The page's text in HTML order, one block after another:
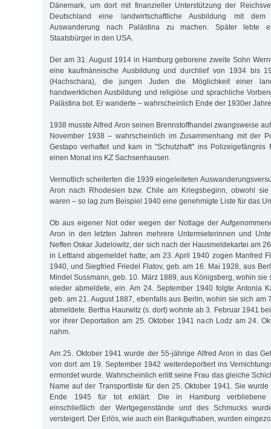
Dänemark, um dort mit finanzieller Unterstützung der
Deutschland eine landwirtschaftliche Ausbildung mit
Auswanderung nach Palästina zu machen. Später lebte
Staatsbürger in den USA.
Der am 31. August 1914 in Hamburg geborene zweite Sohn
eine kaufmännische Ausbildung und durchlief von 1934 bis
(Hachschara), die jungen Juden die Möglichkeit einer
handwerklichen Ausbildung und religiöse und sprachliche
Palästina bot. Er wanderte – wahrscheinlich Ende der 1930er
1938 musste Alfred Aron seinen Brennstoffhandel zwangsweise
No­vember 1938 – wahrscheinlich im Zusammenhang mit der
Gestapo verhaftet und kam in "Schutzhaft" ins Polizeigefängnis
einen Monat ins KZ Sachsenhausen.
Vermutlich scheiterten die 1939 eingeleiteten
Aron nach Rhodesien bzw. Chile am Kriegsbeginn, obwohl
waren – so lag zum Beispiel 1940 eine genehmigte Liste für das
Ob aus eigener Not oder wegen der Notlage der
Aron in den letzten Jahren mehrere Untermieterinnen und
Neffen Oskar Judelowitz, der sich nach der Hausmeldekartei am
in Lettland abgemeldet hatte; am 23. April 1940 zogen Manfred
1940, und Siegfried Friedel Flatov, geb. am 16. Mai 1928, aus
Mindel Sussmann, geb. 10. März 1889, aus Königsberg, wohin sie
wieder abmeldete, ein. Am 24. September 1940 folgte Antonia
geb. am 21. August 1887, ebenfalls aus Berlin, wohin sie sich am
abmeldete. Bertha Haurwitz (s. dort) wohnte ab 3. Februar 1941
vor ihrer Deportation am 25. Oktober 1941 nach Lodz am 24.
nahm.
Am 25. Oktober 1941 wurde der 55-jährige Alfred Aron in das
von dort am 19. September 1942 weiterdeportiert ins
ermordet wurde. Wahrscheinlich erlitt seine Frau das gleiche
Name auf der Transportliste für den 25. Oktober 1941. Sie
Ende 1945 für tot erklärt. Die in Hamburg verbliebene
einschließlich der Wertgegenstände und des Schmucks
versteigert. Der Erlös, wie auch ein Bankguthaben, wurden